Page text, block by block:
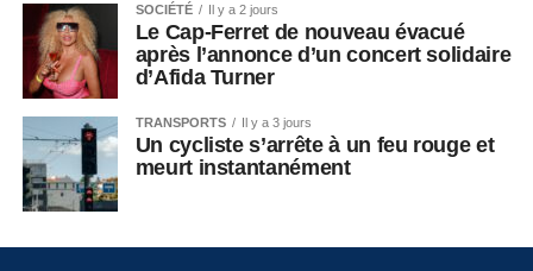
SOCIÉTÉ Il y a 2 jours
Le Cap-Ferret de nouveau évacué
après l’annonce d’un concert solidaire
d’Afida Turner
TRANSPORTS Il y a 3 jours
Un cycliste s’arrête à un feu rouge et
meurt instantanément